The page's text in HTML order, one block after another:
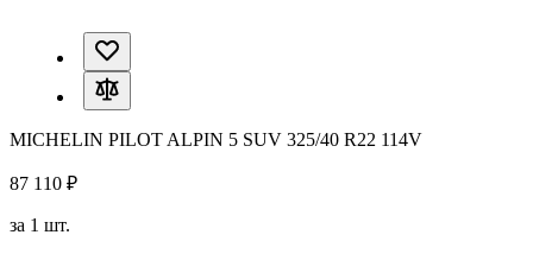
MICHELIN PILOT ALPIN 5 SUV 325/40 R22 114V
87 110 ₽
за 1 шт.